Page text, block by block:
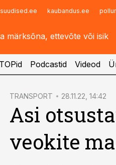
kaubandus.eeInfopank
TOPid Podcastid Videod
TRANSPORT 28.11.22, 14:42
Asi
veokite